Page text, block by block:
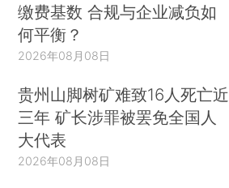
缴费基数 合规与企业减负如
何平衡？
2026年08月08日
贵州山脚树矿难致16人死亡近
三年 矿长涉罪被罢免全国人
大代表
2026年08月08日